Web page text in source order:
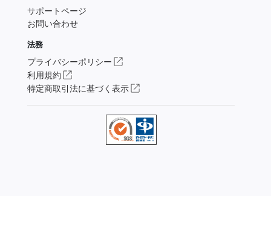
サポートページ
お問い合わせ
法務
プライバシーポリシー
利用規約
特定商取引法に基づく表示